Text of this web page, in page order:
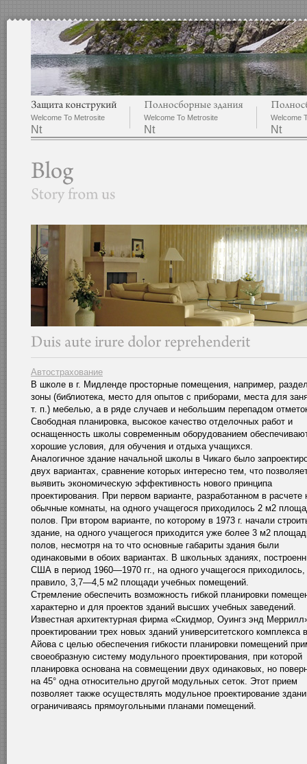
Welcome To Metrosite
Nt
Welcome To Metrosite
Nt
Welcome
Nt
Автострахование
В школе в г. Мидленде просторные помещения, например,
зоны (библиотека, место для опытов с приборами, места для
т. п.) мебелью, а в ряде случаев и небольшим перепадом
Свободная планировка, высокое качество отделочных работ и
оснащенность школы современным оборудованием
хорошие условия, для обучения и отдыха учащихся.
Аналогичное здание начальной школы в Чикаго было
двух вариантах, сравнение которых интересно тем, что
выявить экономическую эффективность нового принципа
проектирования. При первом варианте, разработанном в расчете
обычные комнаты, на одного учащегося приходилось 2 м2
полов. При втором варианте, по которому в 1973 г. начали
здание, на одного учащегося приходится уже более 3 м2
полов, несмотря на то что основные габариты здания были
одинаковыми в обоих вариантах. В школьных зданиях,
США в период 1960—1970 гг., на одного учащегося приходилось,
правило, 3,7—4,5 м2 площади учебных помещений.
Стремление обеспечить возможность гибкой планировки
характерно и для проектов зданий высших учебных заведений.
Известная архитектурная фирма «Скидмор, Оуингз энд
проектировании трех новых зданий университетского комплекса
Айова с целью обеспечения гибкости планировки помещений
своеобразную систему модульного проектирования, при которой
планировка основана на совмещении двух одинаковых, но
на 45° одна относительно другой модульных сеток. Этот прием
позволяет также осуществлять модульное проектирование
ограничиваясь прямоугольными планами помещений.